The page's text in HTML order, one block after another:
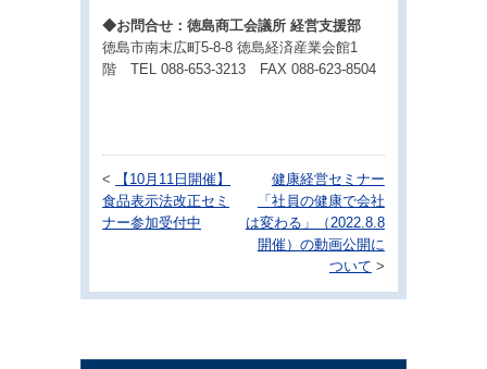
◆お問合せ：徳島商工会議所 経営支援部
徳島市南末広町5-8-8 徳島経済産業会館1
階 TEL 088-653-3213 FAX 088-623-8504
<
【10月11日開催】
食品表示法改正セミ
ナー参加受付中
健康経営セミナー
「社員の健康で会社
は変わる」（2022.8.8
開催）の動画公開に
ついて >